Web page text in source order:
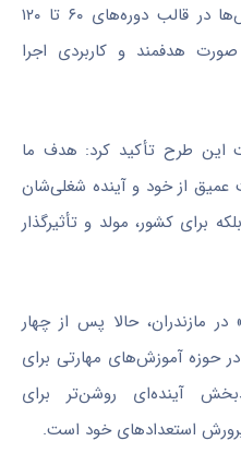
آموزش قرار می‌گیرند. این آموزش‌ها در قالب دوره‌های ۶۰ تا ۱۲۰
هدفمند و کاربردی اجرا
این طرح تأکید کرد: هدف ما
عمیق از خود و آینده شغلی‌شان
برای کشور، مولد و تأثیرگذار
مازندران، حالا پس از چهار
حوزه آموزش‌های مهارتی برای
آینده‌ای روشن‌تر برای
استعدادهای خود است.